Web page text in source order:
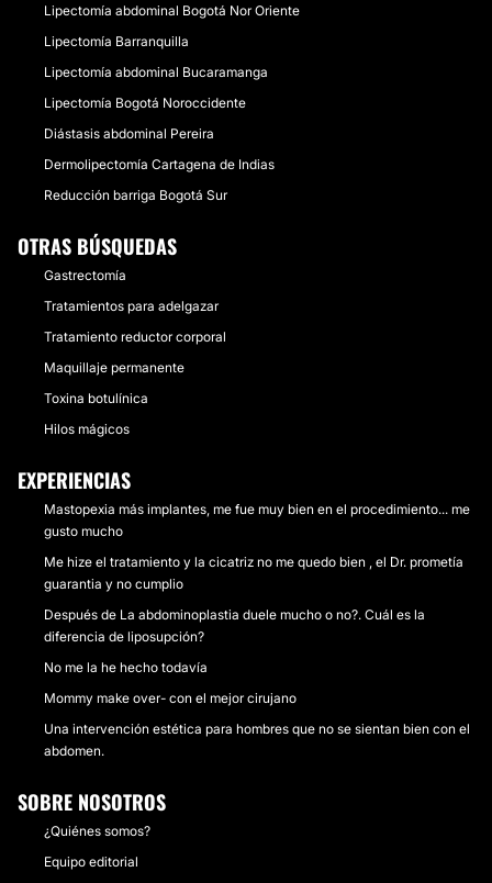
Lipectomía abdominal Bogotá Nor Oriente
Lipectomía Barranquilla
Lipectomía abdominal Bucaramanga
Lipectomía Bogotá Noroccidente
Diástasis abdominal Pereira
Dermolipectomía Cartagena de Indias
Reducción barriga Bogotá Sur
OTRAS BÚSQUEDAS
Gastrectomía
Tratamientos para adelgazar
Tratamiento reductor corporal
Maquillaje permanente
Toxina botulínica
Hilos mágicos
EXPERIENCIAS
Mastopexia más implantes, me fue muy bien en el procedimiento... me
gusto mucho
Me hize el tratamiento y la cicatriz no me quedo bien , el Dr. prometía
guarantia y no cumplio
Después de La abdominoplastia duele mucho o no?. Cuál es la
diferencia de liposupción?
No me la he hecho todavía
Mommy make over- con el mejor cirujano
Una intervención estética para hombres que no se sientan bien con el
abdomen.
SOBRE NOSOTROS
¿Quiénes somos?
Equipo editorial